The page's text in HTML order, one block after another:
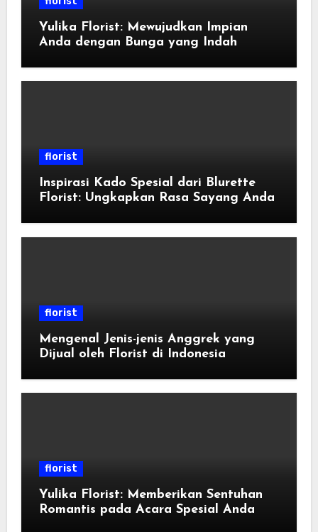
Yulika Florist: Mewujudkan Impian
Anda dengan Bunga yang Indah
florist
Inspirasi Kado Spesial dari Blurette
Florist: Ungkapkan Rasa Sayang Anda
florist
Mengenal Jenis-jenis Anggrek yang
Dijual oleh Florist di Indonesia
florist
Yulika Florist: Memberikan Sentuhan
Romantis pada Acara Spesial Anda